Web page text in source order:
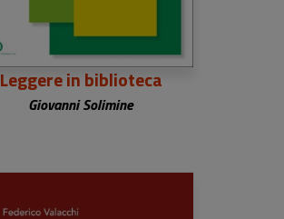
Leggere in biblioteca
Giovanni Solimine